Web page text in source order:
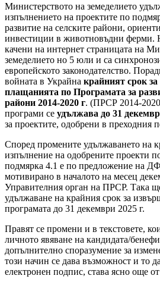
Министерството на земеделието
изпълнението на проектите по
развитие на селските райони,
инвестиции в животновъдни ферми.
качени на интернет страницата на
земеделието но 5 юли и са
европейското законодателство.
войната в Украйна крайният срок
плащанията по Програмата за
райони 2014-2020 г. (ПРСР 2014-
програми се удължава до 31
за проектите, одобрени в преходния
Според промените удължаването на
изпълнение на одобрените проекти
подмярка 4.1 е по предложение на
мотивирано в началото на месец
Управителния орган на ПРСР. Така
удължаване на крайния срок за
програмата до 31 декември 2025 г.
Правят се промени и в текстовете,
личното явяване на кандидата/
допълнително споразумение за
този начин се дава възможност и то
електронен подпис, става ясно още